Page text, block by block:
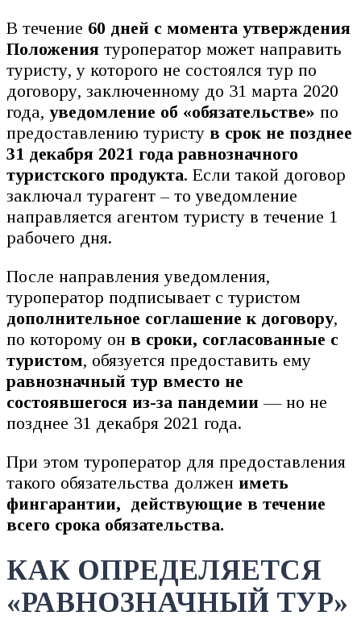
В течение 60 дней с момента утверждения
Положения туроператор может направить
туристу, у которого не состоялся тур по
договору, заключенному до 31 марта 2020
года, уведомление об «обязательстве» по
предоставлению туристу в срок не позднее
31 декабря 2021 года равнозначного
туристского продукта. Если такой договор
заключал турагент – то уведомление
направляется агентом туристу в течение 1
рабочего дня.
После направления уведомления,
туроператор подписывает с туристом
дополнительное соглашение к договору,
по которому он в сроки, согласованные с
туристом, обязуется предоставить ему
равнозначный тур вместо не
состоявшегося из-за пандемии — но не
позднее 31 декабря 2021 года.
При этом туроператор для предоставления
такого обязательства должен иметь
фингарантии, действующие в течение
всего срока обязательства.
КАК ОПРЕДЕЛЯЕТСЯ
«РАВНОЗНАЧНЫЙ ТУР»